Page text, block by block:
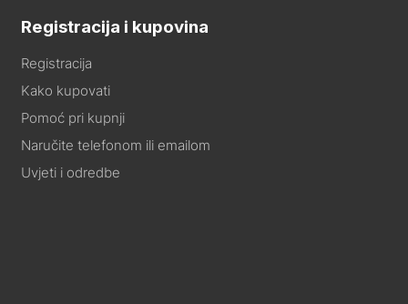
Registracija i kupovina
Registracija
Kako kupovati
Pomoć pri kupnji
Naručite telefonom ili emailom
Uvjeti i odredbe